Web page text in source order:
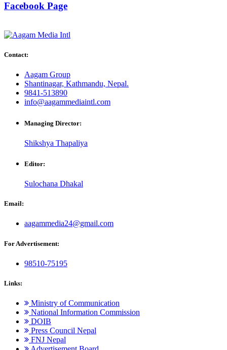
Facebook Page
Contact:
Aagam Group
Shantinagar, Kathmandu, Nepal.
9841-513890
info@aagammediaintl.com
Managing Director:
Shikshya Thapaliya
Editor:
Sulochana Dhakal
Email:
aagammedia24@gmail.com
For Advertisement:
98510-75195
Links:
Ministry of Communication
National Information Commission
DOIB
Press Council Nepal
FNJ Nepal